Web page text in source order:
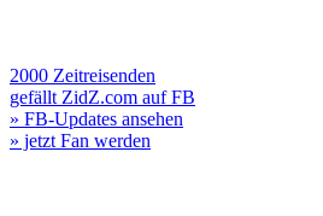
2000 Zeitreisenden
gefällt ZidZ.com auf FB
» FB-Updates ansehen
» jetzt Fan werden